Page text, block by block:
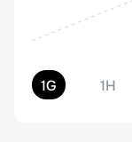
1G 1H